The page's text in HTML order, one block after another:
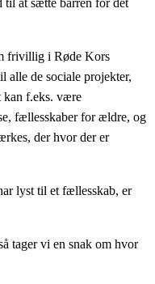
frivillig i Røde Kors
alle de sociale projekter,
kan f.eks. være
fællesskaber for ældre, og
der hvor der er
lyst til et fællesskab, er
tager vi en snak om hvor